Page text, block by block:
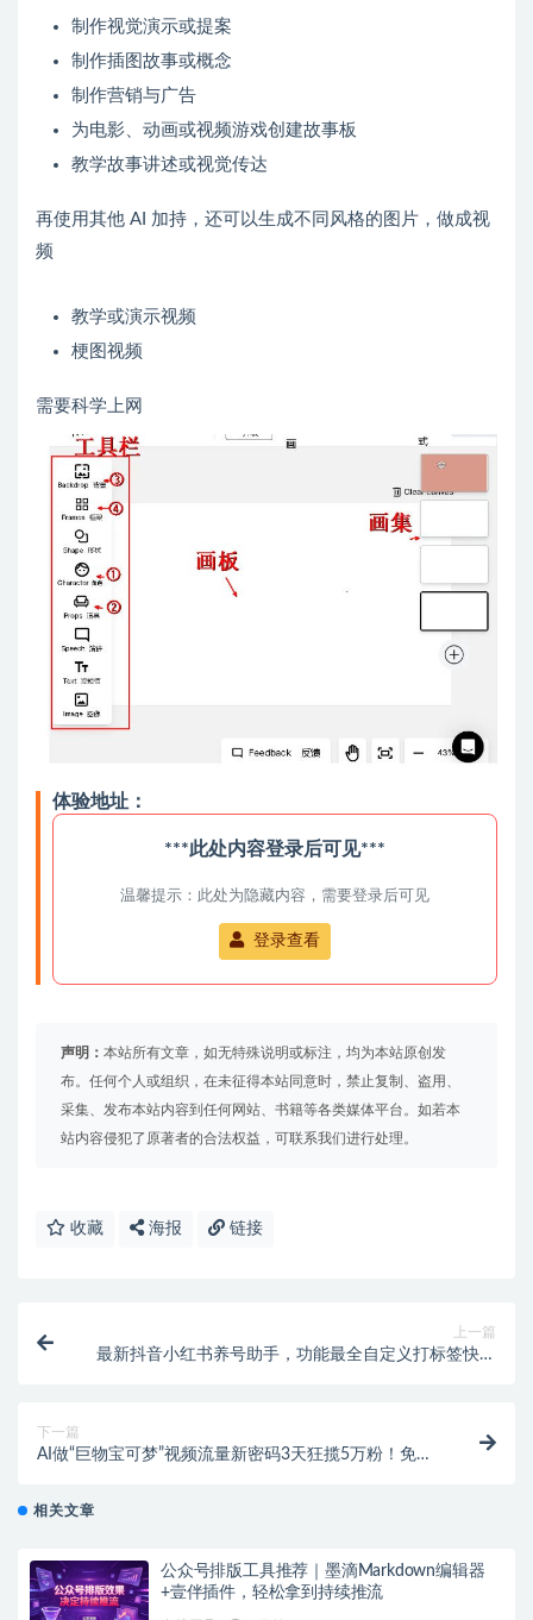
制作视觉演示或提案
制作插图故事或概念
制作营销与广告
为电影、动画或视频游戏创建故事板
教学故事讲述或视觉传达
再使用其他 AI 加持，还可以生成不同风格的图片，做成视
频
教学或演示视频
梗图视频
需要科学上网
体验地址：
***此处内容登录后可见***
温馨提示：此处为隐藏内容，需要登录后可见
登录查看
声明： 本站所有文章，如无特殊说明或标注，均为本站原创发
布。任何个人或组织，在未征得本站同意时，禁止复制、盗用、
采集、发布本站内容到任何网站、书籍等各类媒体平台。如若本
站内容侵犯了原著者的合法权益，可联系我们进行处理。
收藏 海报 链接
上一篇
最新抖音小红书养号助手，功能最全自定义打标签快速
下一篇
AI做“巨物宝可梦”视频流量新密码3天狂揽5万粉！免费
相关文章
公众号排版工具推荐｜墨滴Markdown编辑器
+壹伴插件，轻松拿到持续推流